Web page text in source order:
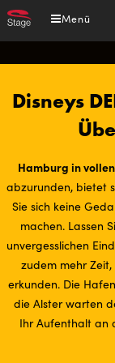
Direkt
zum
Menü
Pfadnavigation
Disneys
Hamburg in
abzurunden, bietet
Sie sich keine
machen. Lassen
unvergesslichen
zudem mehr
erkunden. Die
die Alster warten
Ihr Aufenthalt an